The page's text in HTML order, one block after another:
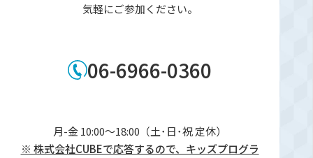
気軽にご参加ください。
06-6966-0360
月-金 10:00～18:00（土･日･祝 定休）
※ 株式会社CUBEで応答するので、キッズプログラ